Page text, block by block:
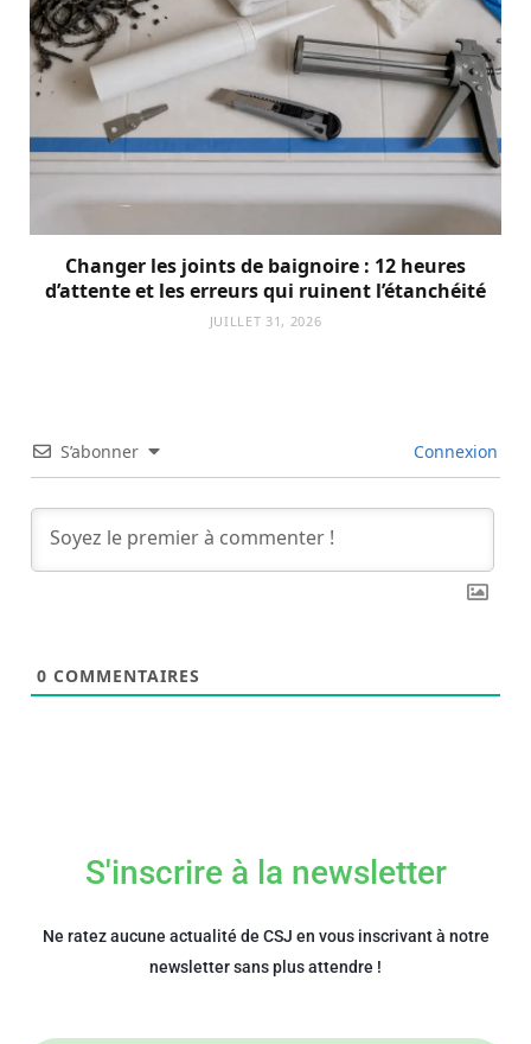
Changer les joints de baignoire : 12 heures
d’attente et les erreurs qui ruinent l’étanchéité
JUILLET 31, 2026
S’abonner Connexion
0 COMMENTAIRES
S'inscrire à la newsletter
Ne ratez aucune actualité de CSJ en vous inscrivant à notre
newsletter sans plus attendre !